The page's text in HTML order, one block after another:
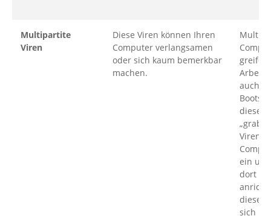
Multipartite
Viren
Diese Viren können Ihren
Computer verlangsamen
oder sich kaum bemerkbar
machen.
greifen
auch
diese
Viren
ein
dort
dieser
sich